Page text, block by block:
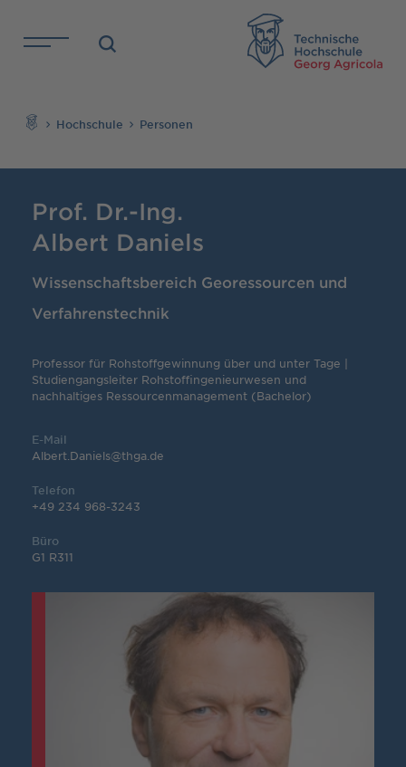
Direkt zu den Inhalten springen
Hochschule Personen
Prof. Dr.-Ing.
Albert Daniels
Wissenschaftsbereich Georessourcen und
Verfahrenstechnik
Professor für Rohstoffgewinnung über und unter Tage |
Studiengangsleiter Rohstoffingenieurwesen und
nachhaltiges Ressourcenmanagement (Bachelor)
E-Mail
Albert.Daniels@thga.de
Telefon
+49 234 968-3243
Büro
G1 R311